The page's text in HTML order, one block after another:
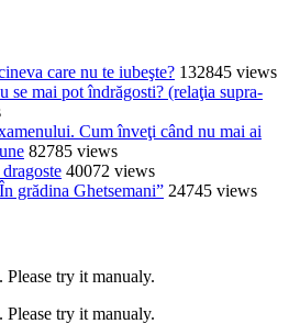
care nu te iubeşte? 132845 views
se mai pot îndrăgosti? (relaţia supra-
Cum înveţi când nu mai ai
82785 views
40072 views
grădina Ghetsemani” 24745 views
Please try it manualy.
Please try it manualy.